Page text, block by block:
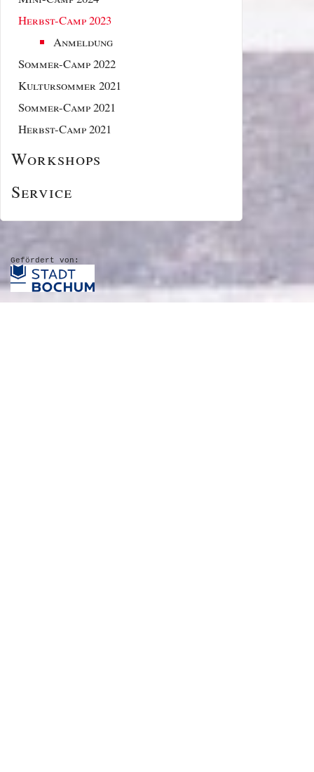
Herbst-Camp 2023
Anmeldung
Sommer-Camp 2022
Kultursommer 2021
Sommer-Camp 2021
Herbst-Camp 2021
Workshops
Service
Gefördert von: